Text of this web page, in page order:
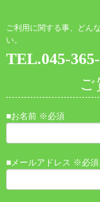
ご利用に関する事、どん
い。
TEL.045-
■お名前 ※必須
■メールアドレス ※必須